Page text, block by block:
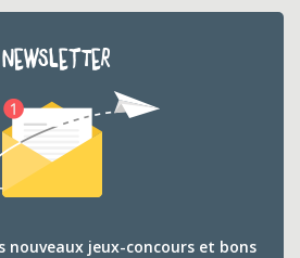
NEWSLETTER
nouveaux jeux-concours et bons